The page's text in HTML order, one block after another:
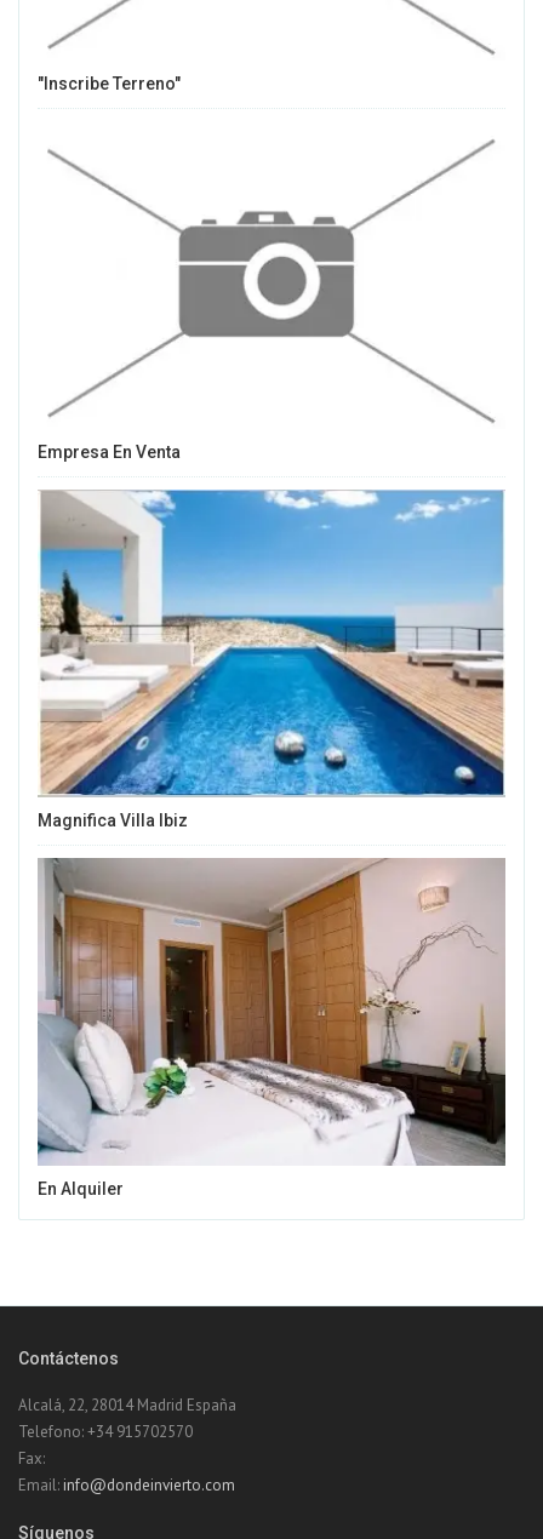
"Inscribe Terreno"
Empresa En Venta
Magnifica Villa Ibiz
En Alquiler
Contáctenos
Alcalá, 22, 28014 Madrid España
Telefono: +34 915702570
Fax:
Email: info@dondeinvierto.com
Síguenos